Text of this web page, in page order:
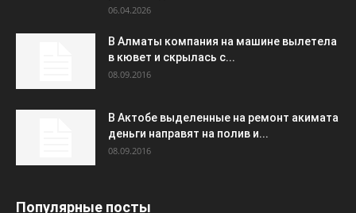
06.04.2026
В Алматы компания на машине вылетела
в кювет и скрылась с...
08.09.2016
В Актобе выделенные на ремонт акимата
деньги направят на полив и...
08.09.2016
Популярные посты